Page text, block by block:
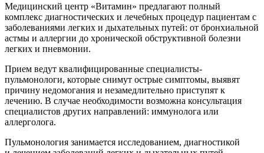
Медицинский центр «Витамин» предлагают полный
комплекс диагностических и лечебных процедур пациентам с
заболеваниями легких и дыхательных путей: от бронхиальной
астмы и аллергии до хронической обструктивной болезни
легких и пневмонии.
Прием ведут квалифицированные специалисты-
пульмонологи, которые снимут острые симптомы, выявят
причину недомогания и незамедлительно приступят к
лечению. В случае необходимости возможна консультация
специалистов других направлений: иммунолога или
аллерголога.
Пульмонология занимается исследованием, диагностикой